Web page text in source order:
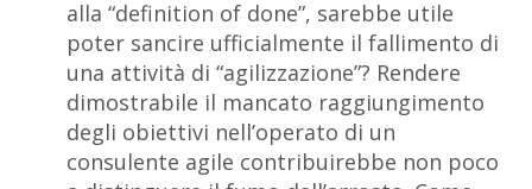
alla “definition of done”, sarebbe utile
poter sancire ufficialmente il fallimento di
una attività di “agilizzazione”? Rendere
dimostrabile il mancato raggiungimento
degli obiettivi nell’operato di un
consulente agile contribuirebbe non poco